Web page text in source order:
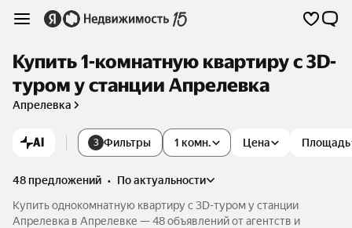
Купить 1-комнатную квартиру c 3D-
туром у станции Апрелевка
Апрелевка
AI 3 Фильтры 1 комн. Цена Площадь
48 предложений •
по актуальности
Купить однокомнатную квартиру c 3D-туром у станции
Апрелевка в Апрелевке — 48 объявлений от агентств и